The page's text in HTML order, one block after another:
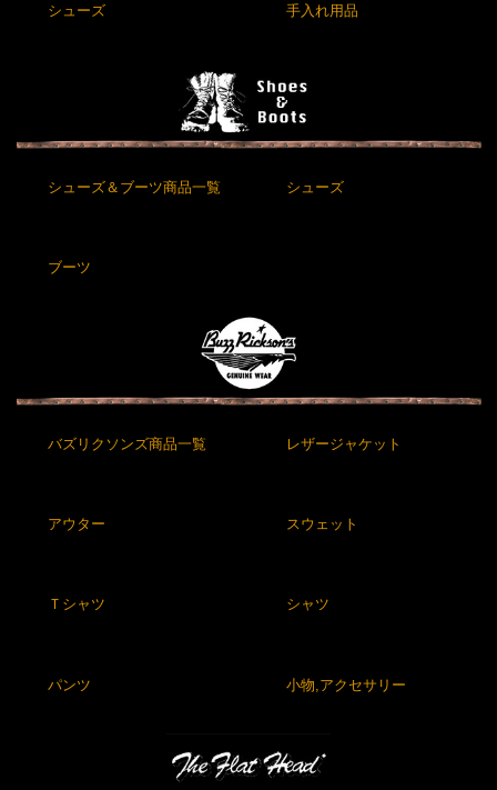
シューズ 手入れ用品
シューズ＆ブーツ商品一覧 シューズ
ブーツ
バズリクソンズ商品一覧 レザージャケット
アウター スウェット
Ｔシャツ シャツ
パンツ 小物,アクセサリー